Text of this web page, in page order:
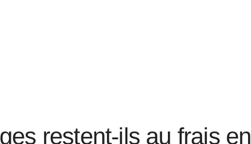
restent-ils au frais en